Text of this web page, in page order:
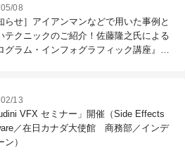
08
らせ］アイアンマンなどで用いた事例と
テクニックのご紹介！佐藤隆之氏による
グラム・インフォグラフィック講座』を
13
VFX セミナー」開催（Side Effects
／在日カナダ大使館 商務部／インデ
ン）